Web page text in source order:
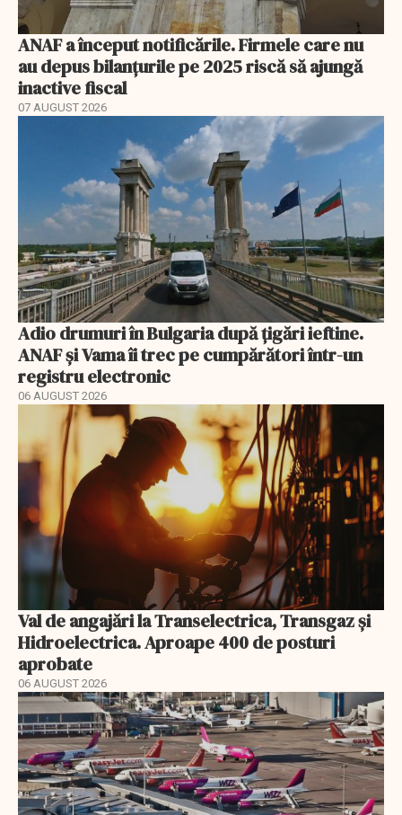
ANAF a început notificările. Firmele care nu
au depus bilanțurile pe 2025 riscă să ajungă
inactive fiscal
07 AUGUST 2026
Adio drumuri în Bulgaria după țigări ieftine.
ANAF și Vama îi trec pe cumpărători într-un
registru electronic
06 AUGUST 2026
Val de angajări la Transelectrica, Transgaz și
Hidroelectrica. Aproape 400 de posturi
aprobate
06 AUGUST 2026